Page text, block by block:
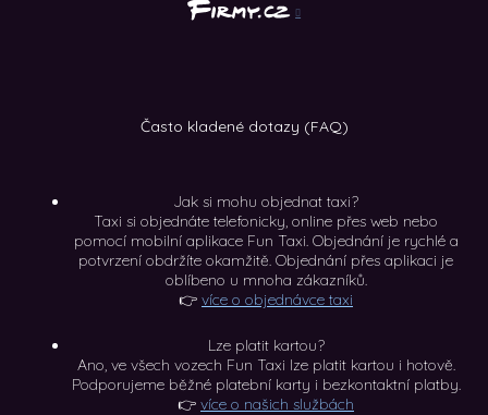
Často kladené dotazy (FAQ)
Jak si mohu objednat taxi?
Taxi si objednáte telefonicky, online přes web nebo
pomocí mobilní aplikace Fun Taxi. Objednání je rychlé a
potvrzení obdržíte okamžitě. Objednání přes aplikaci je
oblíbeno u mnoha zákazníků.
👉 více o objednávce taxi
Lze platit kartou?
Ano, ve všech vozech Fun Taxi lze platit kartou i hotově.
Podporujeme běžné platební karty i bezkontaktní platby.
👉 více o našich službách